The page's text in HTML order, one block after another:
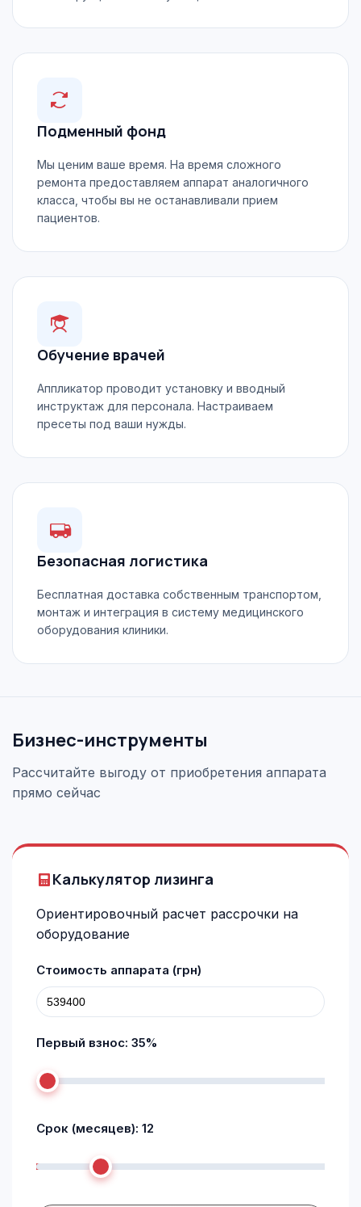
Подменный фонд
Мы ценим ваше время. На время сложного
ремонта предоставляем аппарат аналогичного
класса, чтобы вы не останавливали прием
пациентов.
Обучение врачей
Аппликатор проводит установку и вводный
инструктаж для персонала. Настраиваем
пресеты под ваши нужды.
Безопасная логистика
Бесплатная доставка собственным транспортом,
монтаж и интеграция в систему медицинского
оборудования клиники.
Бизнес-инструменты
Рассчитайте выгоду от приобретения аппарата
прямо сейчас
Калькулятор лизинга
Ориентировочный расчет рассрочки на
оборудование
Стоимость аппарата (грн)
Первый взнос: 35%
Срок (месяцев): 12